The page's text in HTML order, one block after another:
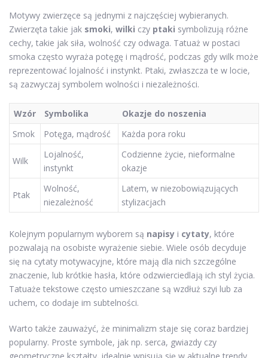
Motywy zwierzęce są jednymi z najczęściej wybieranych.
Zwierzęta takie jak smoki, wilki czy ptaki symbolizują różne
cechy, takie jak siła, wolność czy odwaga. Tatuaż w postaci
smoka często wyraża potęgę i mądrość, podczas gdy wilk może
reprezentować lojalność i instynkt. Ptaki, zwłaszcza te w locie,
są zazwyczaj symbolem wolności i niezależności.
Wzór Symbolika
Okazje do noszenia
Smok
Potęga, mądrość Każda pora roku
Wilk
Lojalność,
instynkt
Codzienne życie, nieformalne
okazje
Ptak
Wolność,
niezależność
Latem, w niezobowiązujących
stylizacjach
Kolejnym popularnym wyborem są napisy i cytaty, które
pozwalają na osobiste wyrażenie siebie. Wiele osób decyduje
się na cytaty motywacyjne, które mają dla nich szczególne
znaczenie, lub krótkie hasła, które odzwierciedlają ich styl życia.
Tatuaże tekstowe często umieszczane są wzdłuż szyi lub za
uchem, co dodaje im subtelności.
Warto także zauważyć, że minimalizm staje się coraz bardziej
popularny. Proste symbole, jak np. serca, gwiazdy czy